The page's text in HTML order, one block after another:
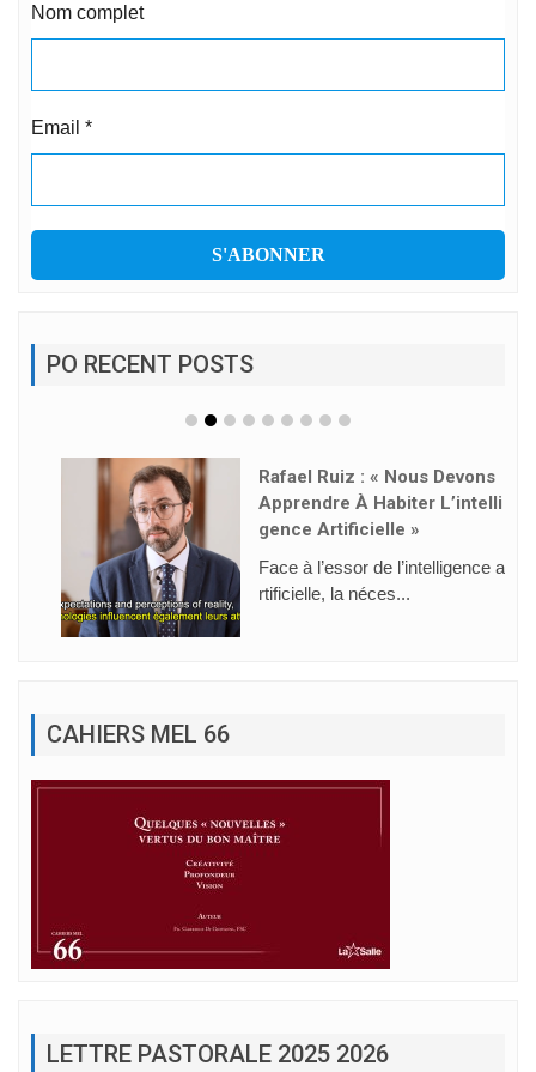
Nom complet
Email *
PO RECENT POSTS
Rafael Ruiz : « Nous Devons
Apprendre À Habiter L’intelli
Gence Artificielle »
Face à l’essor de l’intelligence a
rtificielle, la néces...
CAHIERS MEL 66
LETTRE PASTORALE 2025 2026